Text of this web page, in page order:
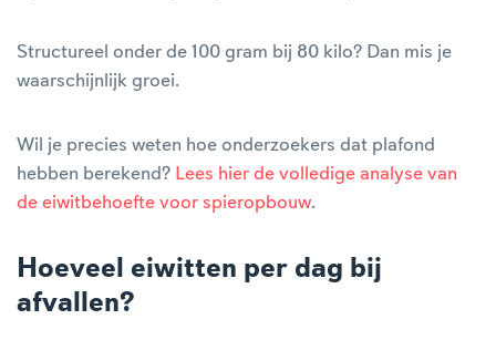
Structureel onder de 100 gram bij 80 kilo? Dan mis je
waarschijnlijk groei.
Wil je precies weten hoe onderzoekers dat plafond
hebben berekend? Lees hier de volledige analyse van
de eiwitbehoefte voor spieropbouw.
Hoeveel eiwitten per dag bij
afvallen?